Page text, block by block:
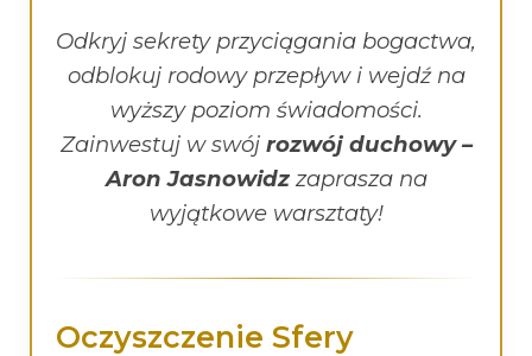
Odkryj sekrety przyciągania bogactwa,
odblokuj rodowy przepływ i wejdź na
wyższy poziom świadomości.
Zainwestuj w swój rozwój duchowy –
Aron Jasnowidzzaprasza na
wyjątkowe warsztaty!
Oczyszczenie Sfery